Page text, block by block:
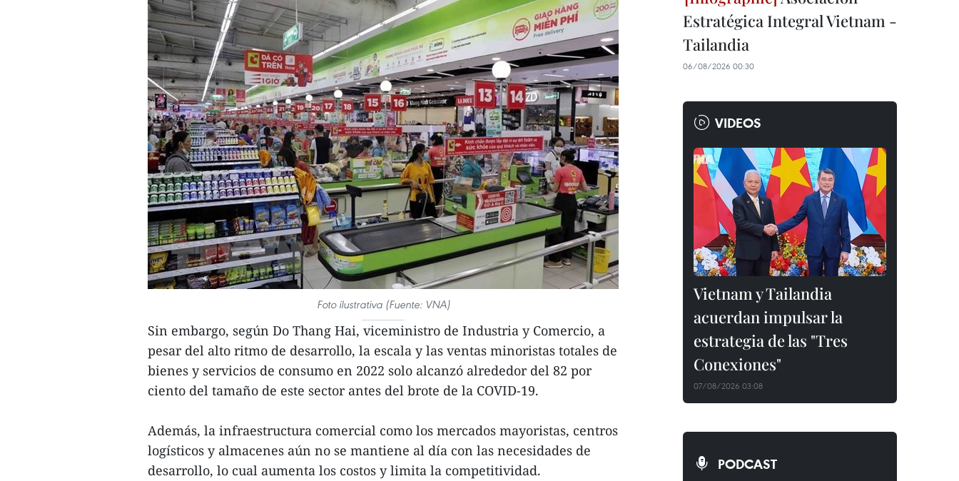
Foto ilustrativa (Fuente: VNA)
Sin embargo, según Do Thang Hai, viceministro de Industria y Comercio, a
pesar del alto ritmo de desarrollo, la escala y las ventas minoristas totales de
bienes y servicios de consumo en 2022 solo alcanzó alrededor del 82 por
ciento del tamaño de este sector antes del brote de la COVID-19.
Además, la infraestructura comercial como los mercados mayoristas, centros
logísticos y almacenes aún no se mantiene al día con las necesidades de
desarrollo, lo cual aumenta los costos y limita la competitividad.
Estratégica Integral Vietnam -
Tailandia
06/08/2026 00:30
VIDEOS
Vietnam y Tailandia
acuerdan impulsar la
estrategia de las "Tres
Conexiones"
07/08/2026 03:08
PODCAST